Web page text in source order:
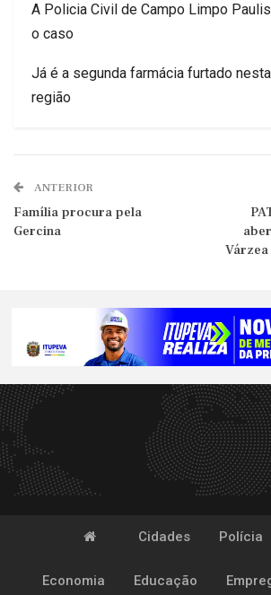
A Policia Civil de Campo Limpo
o caso
Já é a segunda farmácia furtado
região
ANTERIOR
Família procura pela
Gercina
Cidades Polícia
Economia Educação